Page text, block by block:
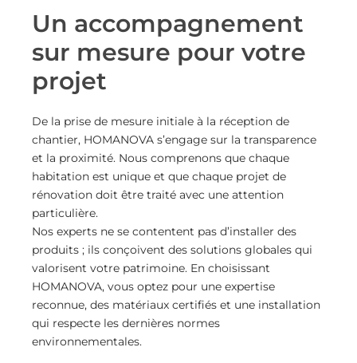
Un accompagnement
sur mesure pour votre
projet
De la prise de mesure initiale à la réception de
chantier, HOMANOVA s’engage sur la transparence
et la proximité. Nous comprenons que chaque
habitation est unique et que chaque projet de
rénovation doit être traité avec une attention
particulière.
Nos experts ne se contentent pas d’installer des
produits ; ils conçoivent des solutions globales qui
valorisent votre patrimoine. En choisissant
HOMANOVA, vous optez pour une expertise
reconnue, des matériaux certifiés et une installation
qui respecte les dernières normes
environnementales.